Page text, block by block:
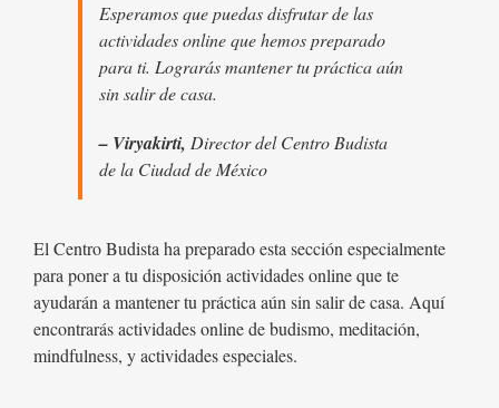
Esperamos que puedas disfrutar de las
actividades online que hemos preparado
para ti. Lograrás mantener tu práctica aún
sin salir de casa.
– Viryakirti, Director del Centro Budista
de la Ciudad de México
El Centro Budista ha preparado esta sección especialmente
para poner a tu disposición actividades online que te
ayudarán a mantener tu práctica aún sin salir de casa. Aquí
encontrarás actividades online de budismo, meditación,
mindfulness, y actividades especiales.